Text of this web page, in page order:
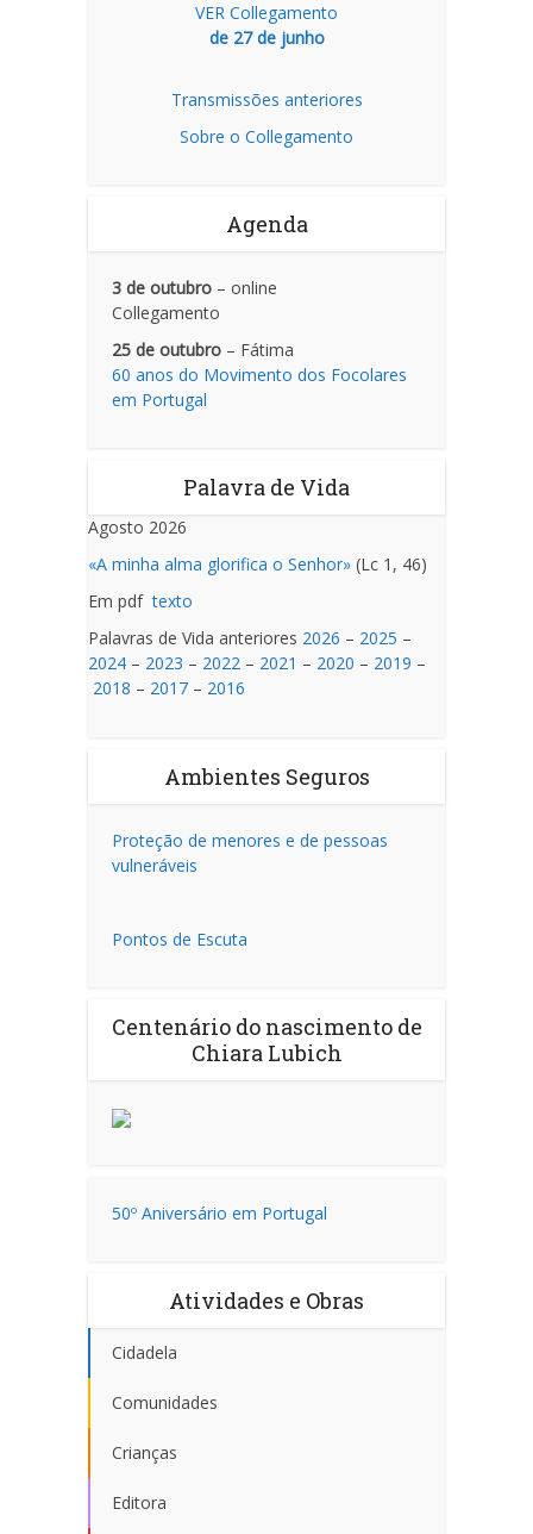
VER Collegamento
de 27 de junho
Transmissões anteriores
Sobre o Collegamento
Agenda
3 de outubro – online
Collegamento
25 de outubro – Fátima
60 anos do Movimento dos Focolares
em Portugal
Palavra de Vida
Agosto 2026
«A minha alma glorifica o Senhor» (Lc 1, 46)
Em pdftexto
Palavras de Vida anteriores 2026 – 2025 –
2024 – 2023 – 2022 – 2021 – 2020 – 2019 –
2018 – 2017 – 2016
Ambientes Seguros
Proteção de menores e de pessoas
vulneráveis
Pontos de Escuta
Centenário do nascimento de
Chiara Lubich
50º Aniversário em Portugal
Atividades e Obras
Cidadela
Comunidades
Crianças
Editora